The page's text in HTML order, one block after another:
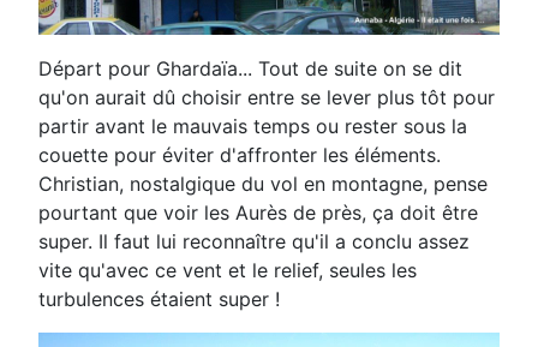
Départ pour Ghardaïa... Tout de suite on se dit
qu'on aurait dû choisir entre se lever plus tôt pour
partir avant le mauvais temps ou rester sous la
couette pour éviter d'affronter les éléments.
Christian, nostalgique du vol en montagne, pense
pourtant que voir les Aurès de près, ça doit être
super. Il faut lui reconnaître qu'il a conclu assez
vite qu'avec ce vent et le relief, seules les
turbulences étaient super !